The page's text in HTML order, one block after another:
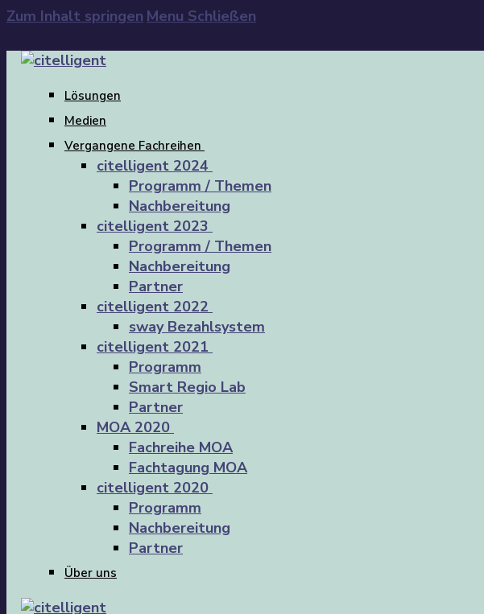
Zum Inhalt springen Menu Schließen
Lösungen
Medien
Vergangene Fachreihen
citelligent 2024
Programm / Themen
Nachbereitung
citelligent 2023
Programm / Themen
Nachbereitung
Partner
citelligent 2022
sway Bezahlsystem
citelligent 2021
Programm
Smart Regio Lab
Partner
MOA 2020
Fachreihe MOA
Fachtagung MOA
citelligent 2020
Programm
Nachbereitung
Partner
Über uns